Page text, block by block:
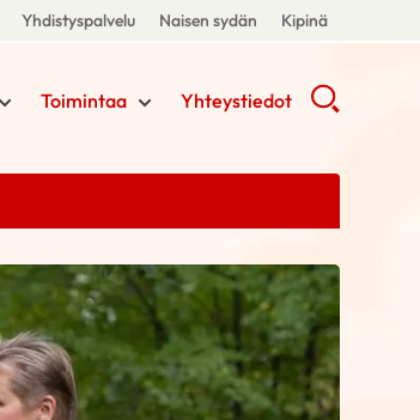
Yhdistyspalvelu Naisen sydän Kipinä
Toimintaa Yhteystiedot